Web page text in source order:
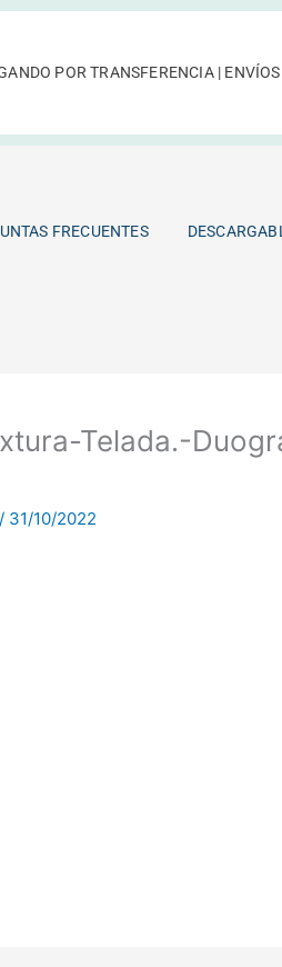
POR TRANSFERENCIA |
FRECUENTES
Telada.-
/ 31/10/2022